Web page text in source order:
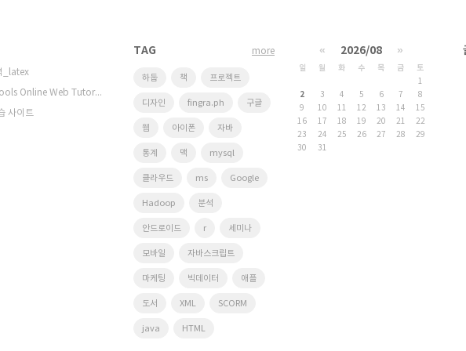
_latex
W3Schools Online Web Tutorials
사이트
TAG
하둡 책 프로젝트
디자인 fingra.ph 구글
웹 아이폰 자바
통계 맥 mysql
클라우드 ms Google
Hadoop 분석
안드로이드 r 세미나
모바일 자바스크립트
마케팅 빅데이터 애플
도서 XML SCORM
java HTML
more « 2026/08 »
일 월 화 수 목 금
토
1
2
3 4 5 6 7
8
9
10 11 12 13 14
15
16
17 18 19 20 21
22
23
24 25 26 27 28
29
30
31